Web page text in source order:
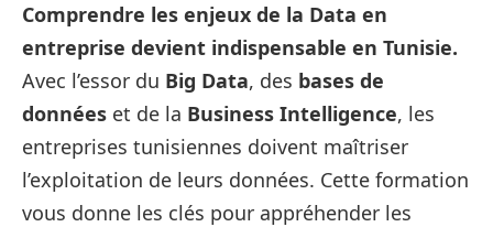
Comprendre les enjeux de la Data en
entreprise devient indispensable en Tunisie.
Avec l’essor du Big Data, des bases de
données et de la Business Intelligence, les
entreprises tunisiennes doivent maîtriser
l’exploitation de leurs données. Cette formation
vous donne les clés pour appréhender les